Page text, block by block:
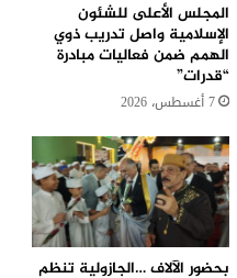
المجلس الأعلى للشئون
الإسلامية واصل تدريب ذوي
الهمم ضمن فعاليات مبادرة
“قدرات”
7 أغسطس، 2026
بحضور الآلاف …الجازولية تنظم